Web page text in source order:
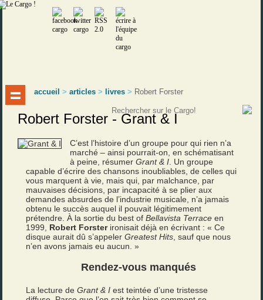
accueil >articles > livres > Robert Forster
Robert Forster - Grant & I
C’est l’histoire d’un groupe pour qui rien n’a
marché – ainsi pourrait-on, en schématisant
à peine, résumerGrant & I . Un groupe
capable d’écrire des chansons inoubliables, de celles qui
vous marquent à vie, mais qui, par malchance, par
mauvaises décisions, par incapacité à se plier aux
demandes absurdes de l’industrie musicale, n’a jamais
obtenu le succès auquel il pouvait légitimement
prétendre. À la sortie du best ofBellavista Terrace en
1999, Robert Forsterironisait déjà en écrivant : « Ce
disque aurait dû s’appelerGreatest Hits , sauf que nous
n’en avons jamais eu aucun. »
Rendez-vous manqués
La lecture deGrant & I est teintée d’une tristesse